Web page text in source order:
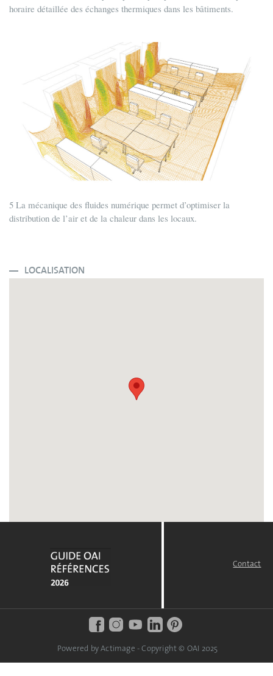
horaire détaillée des échanges thermiques dans les bâtiments.
5 La mécanique des fluides numérique permet d’optimiser la
distribution de l’air et de la chaleur dans les locaux.
LOCALISATION
Contact
Powered by Actimage - Copyright © OAI 2025